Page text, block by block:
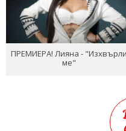
ПРЕМИЕРА! Лияна - "Изхвърли
ме"